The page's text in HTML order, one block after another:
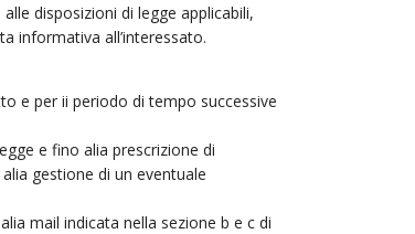
disposizioni di legge applicabili,
informativa all’interessato.
e per ii periodo di tempo successive
e fino alia prescrizione di
gestione di un eventuale
mail indicata nella sezione b e c di